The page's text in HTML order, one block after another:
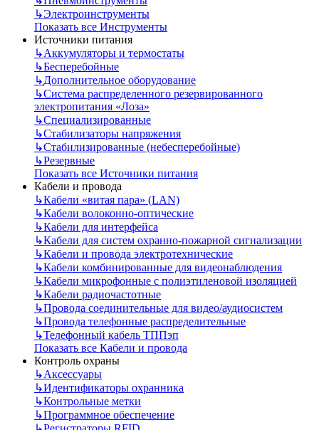
↳Электроинструменты
Показать все Инструменты
Источники питания
↳Аккумуляторы и термостаты
↳Бесперебойные
↳Дополнительное оборудование
↳Система распределенного резервированного
электропитания «Лоза»
↳Специализированные
↳Стабилизаторы напряжения
↳Стабилизированные (небесперебойные)
↳Резервные
Показать все Источники питания
Кабели и провода
↳Кабели «витая пара» (LAN)
↳Кабели волоконно-оптические
↳Кабели для интерфейса
↳Кабели для систем охранно-пожарной сигнализации
↳Кабели и провода электротехнические
↳Кабели комбинированные для видеонаблюдения
↳Кабели микрофонные с полиэтиленовой изоляцией
↳Кабели радиочастотные
↳Провода соединительные для видео/аудиосистем
↳Провода телефонные распределительные
↳Телефонный кабель ТППэп
Показать все Кабели и провода
Контроль охраны
↳Аксессуары
↳Идентификаторы охранника
↳Контрольные метки
↳Программное обеспечение